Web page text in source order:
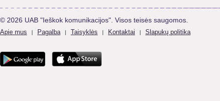
© 2026 UAB "Ieškok komunikacijos". Visos teisės saugomos.
Apie mus | Pagalba | Taisyklės | Kontaktai | Slapukų politika